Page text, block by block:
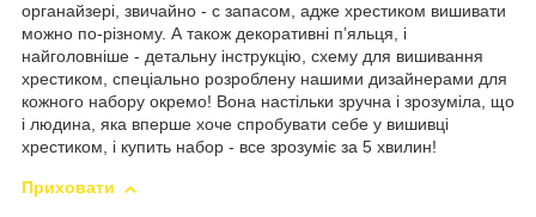
органайзері, звичайно - с запасом, адже хрестиком вишивати
можно по-різному. А також декоративні п’яльця, і
найголовніше - детальну інструкцію, схему для вишивання
хрестиком, спеціально розроблену нашими дизайнерами для
кожного набору окремо! Вона настільки зручна і зрозуміла, що
і людина, яка вперше хоче спробувати себе у вишивці
хрестиком, і купить набор - все зрозуміє за 5 хвилин!
Приховати